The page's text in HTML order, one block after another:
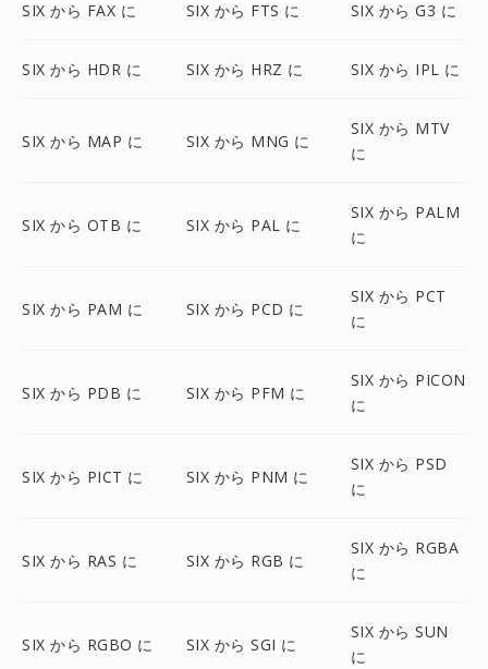
SIX から FAX に SIX から FTS に SIX から G3 に
SIX から HDR に SIX から HRZ に SIX から IPL に
SIX から MAP に SIX から MNG に
SIX から MTV
に
SIX から OTB に SIX から PAL に
SIX から PALM
に
SIX から PAM に SIX から PCD に
SIX から PCT
に
SIX から PDB に SIX から PFM に
SIX から PICON
に
SIX から PICT に SIX から PNM に
SIX から PSD
に
SIX から RAS に SIX から RGB に
SIX から RGBA
に
SIX から RGBO に SIX から SGI に
SIX から SUN
に